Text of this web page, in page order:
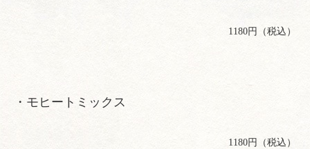
1180円（税込）
・モヒートミックス
1180円（税込）